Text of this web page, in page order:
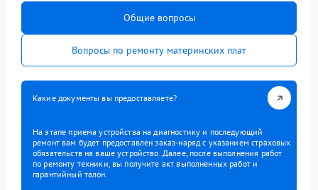
Общие вопросы
Вопросы по ремонту материнских плат
Какие документы вы предоставляете?
На этапе приема устройства на диагностику и последующий
ремонт вам будет предоставлен заказ-наряд с указанием страховых
обязательств на ваше устройство. Далее, после выполнения работ
по ремонту техники, вы получите акт выполненных работ и
гарантийный талон.